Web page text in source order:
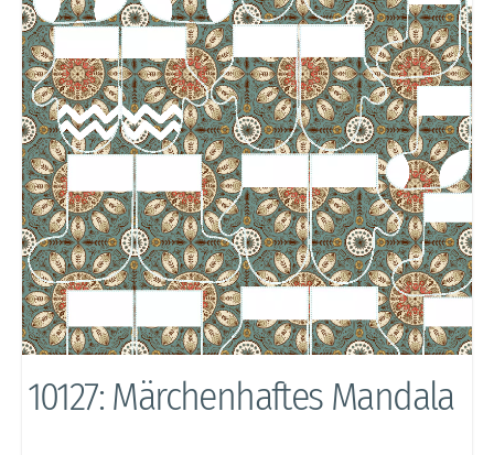
10127: Märchenhaftes Mandala